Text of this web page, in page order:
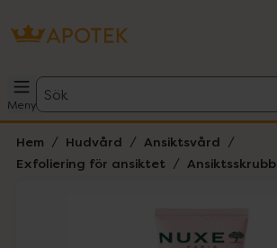
Meny
Sök
Hem Hudvård
Ansiktsvård
Exfoliering för ansiktet
Ansiktsskrubb